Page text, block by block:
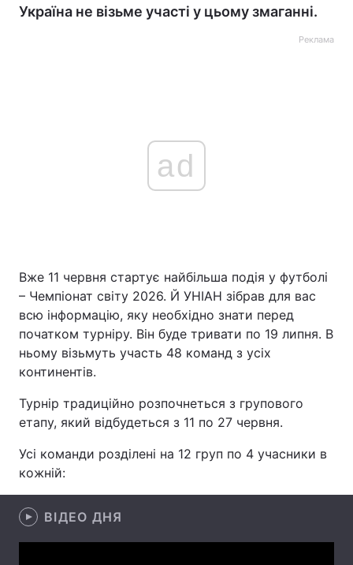
Головна Війна
Україна Політика
Економіка
Спорт Наука
Зброя
Здоров'я
Цікавинки Погода
Україна не візьме участі у цьому змаганні.
Реклама
ad
Вже 11 червня стартує найбільша подія у футболі
– Чемпіонат світу 2026. Й УНІАН зібрав для вас
всю інформацію, яку необхідно знати перед
початком турніру. Він буде тривати по 19 липня. В
ньому візьмуть участь 48 команд з усіх
континентів.
Турнір традиційно розпочнеться з групового
етапу, який відбудеться з 11 по 27 червня.
Усі команди розділені на 12 груп по 4 учасники в
кожній:
ВІДЕО ДНЯ